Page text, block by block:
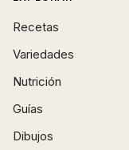
Recetas
Variedades
Nutrición
Guías
Dibujos